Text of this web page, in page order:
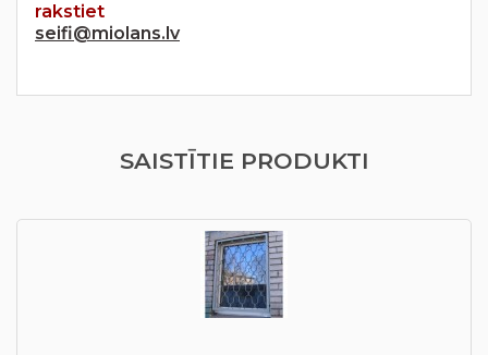
rakstiet
seifi@miolans.lv
SAISTĪTIE PRODUKTI